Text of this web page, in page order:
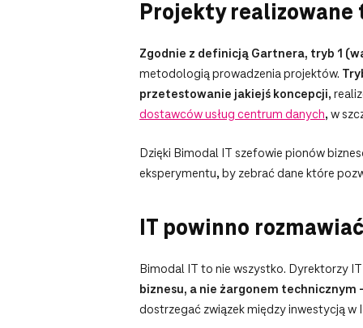
Projekty realizowane
Zgodnie z definicją Gartnera, tryb 1
metodologią prowadzenia projektów.
przetestowanie jakiejś koncepcji,
dostawców usług centrum danych, w
Dzięki Bimodal IT szefowie pionów
eksperymentu, by zebrać dane które
IT powinno
Bimodal IT to nie wszystko. Dyrektorzy
biznesu, a nie żargonem
dostrzegać związek między inwestycją w